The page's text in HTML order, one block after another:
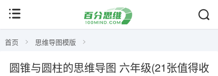
首页 思维导图模版
圆锥与圆柱的思维导图 六年级(21张值得收